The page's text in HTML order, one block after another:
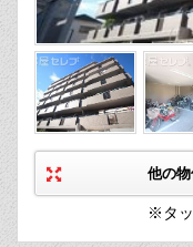
他の
※タ